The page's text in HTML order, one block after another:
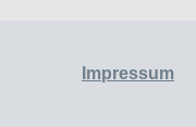
Impressum